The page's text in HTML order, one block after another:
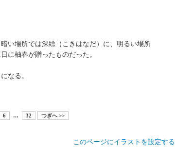
い場所では深縹（こきはなだ）に、明るい場所
に柚春が贈ったものだった。
なる。
6 … 32 つぎへ >>
このページにイラストを設定する